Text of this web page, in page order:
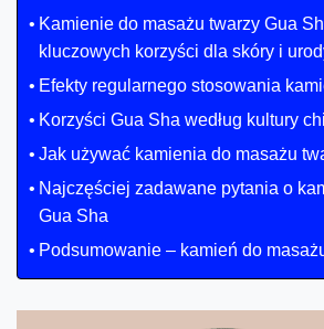
Kamienie do masażu twarzy Gua
kluczowych korzyści dla skóry i
Efekty regularnego stosowania
Korzyści Gua Sha według kultury
Jak używać kamienia do masażu
Najczęściej zadawane pytania o
Gua Sha
Podsumowanie – kamień do